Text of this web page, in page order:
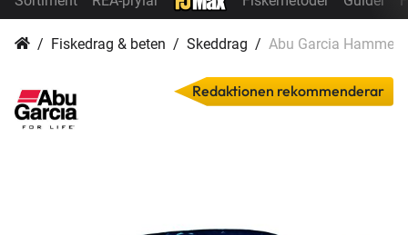
Fiskedrag & beten Skeddrag Abu Garcia Hammer
Redaktionen rekommenderar